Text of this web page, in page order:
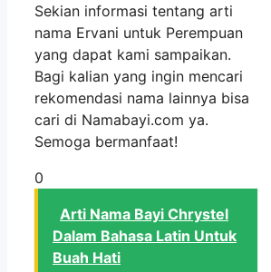
Sekian informasi tentang arti
nama Ervani untuk Perempuan
yang dapat kami sampaikan.
Bagi kalian yang ingin mencari
rekomendasi nama lainnya bisa
cari di Namabayi.com ya.
Semoga bermanfaat!
0
Arti Nama Bayi Chrystel
Dalam Bahasa Latin Untuk
Buah Hati